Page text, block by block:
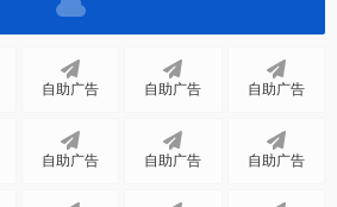
自助广告 自助广告 自助广告
自助广告 自助广告 自助广告